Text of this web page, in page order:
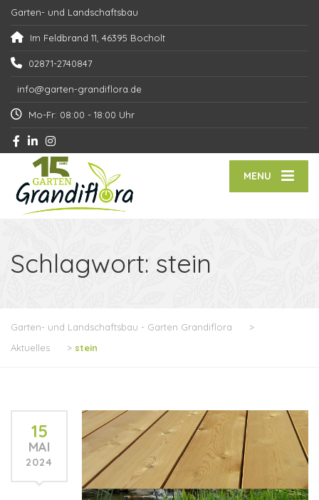
Garten- und Landschaftsbau
Im Feldbrand 11, 46395 Bocholt
02871-2740847
info@garten-grandiflora.de
Mo-Fr: 08:00 - 18:00 Uhr
MENU
Schlagwort: stein
Garten- und Landschaftsbau - Garten Grandiflora
>
Aktuelles
> stein
15
MAI
2024